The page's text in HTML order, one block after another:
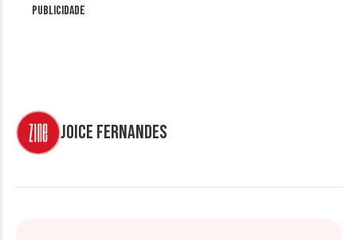
Publicidade
Joice Fernandes